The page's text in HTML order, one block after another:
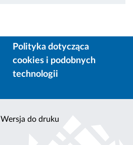
Polityka dotycząca
cookies i podobnych
technologii
Wersja do druku